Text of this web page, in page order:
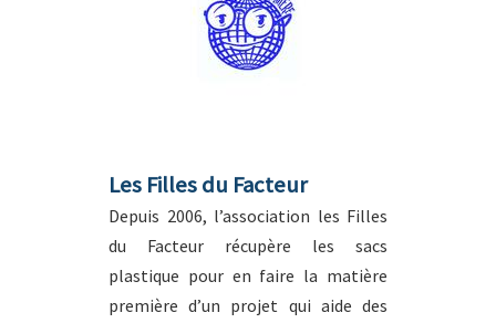
Les Filles du Facteur
Depuis 2006, l’association les Filles
du Facteur récupère les sacs
plastique pour en faire la matière
première d’un projet qui aide des